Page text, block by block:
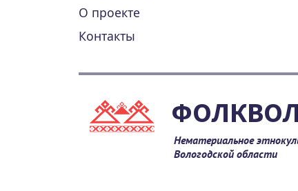
О проекте
Контакты
Нематериальное
Вологодской области